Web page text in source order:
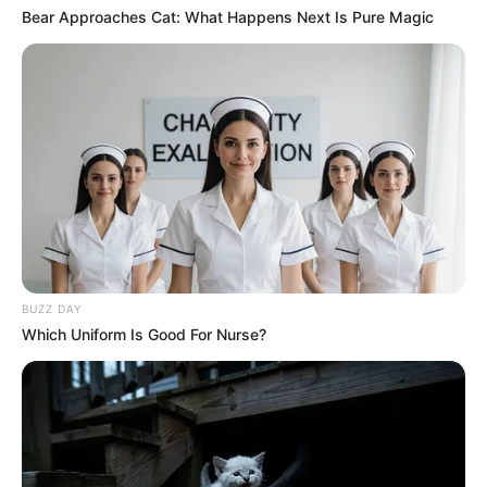
beavatkozásként keretezte. Most viszont
működhet, politikailag azonban könnyen vissza is
üthet, ha a vélemény nem kizárólag a Sándor-
palota érveit támasztja alá.
A tét már nemcsak Sulyok Tamás sorsa, hanem az
államfői intézmény hitelessége
A Sulyok-ügy végső kérdése nemcsak az, hogy az
államfő marad-e vagy távozik. Legalább ennyire
fontos, hogy a köztársasági elnöki intézmény
milyen állapotban kerül ki ebből a konfliktusból. Ha
a folyamat kapkodónak, személyre szabottnak
vagy bosszúvezéreltnek tűnik, az hosszú időre
Bear Approaches Cat: What Happens Next Is Pure Magic
BUZZ DAY
Which Uniform Is Good For Nurse?